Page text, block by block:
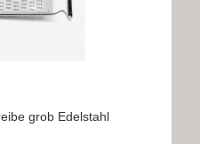
grob Edelstahl